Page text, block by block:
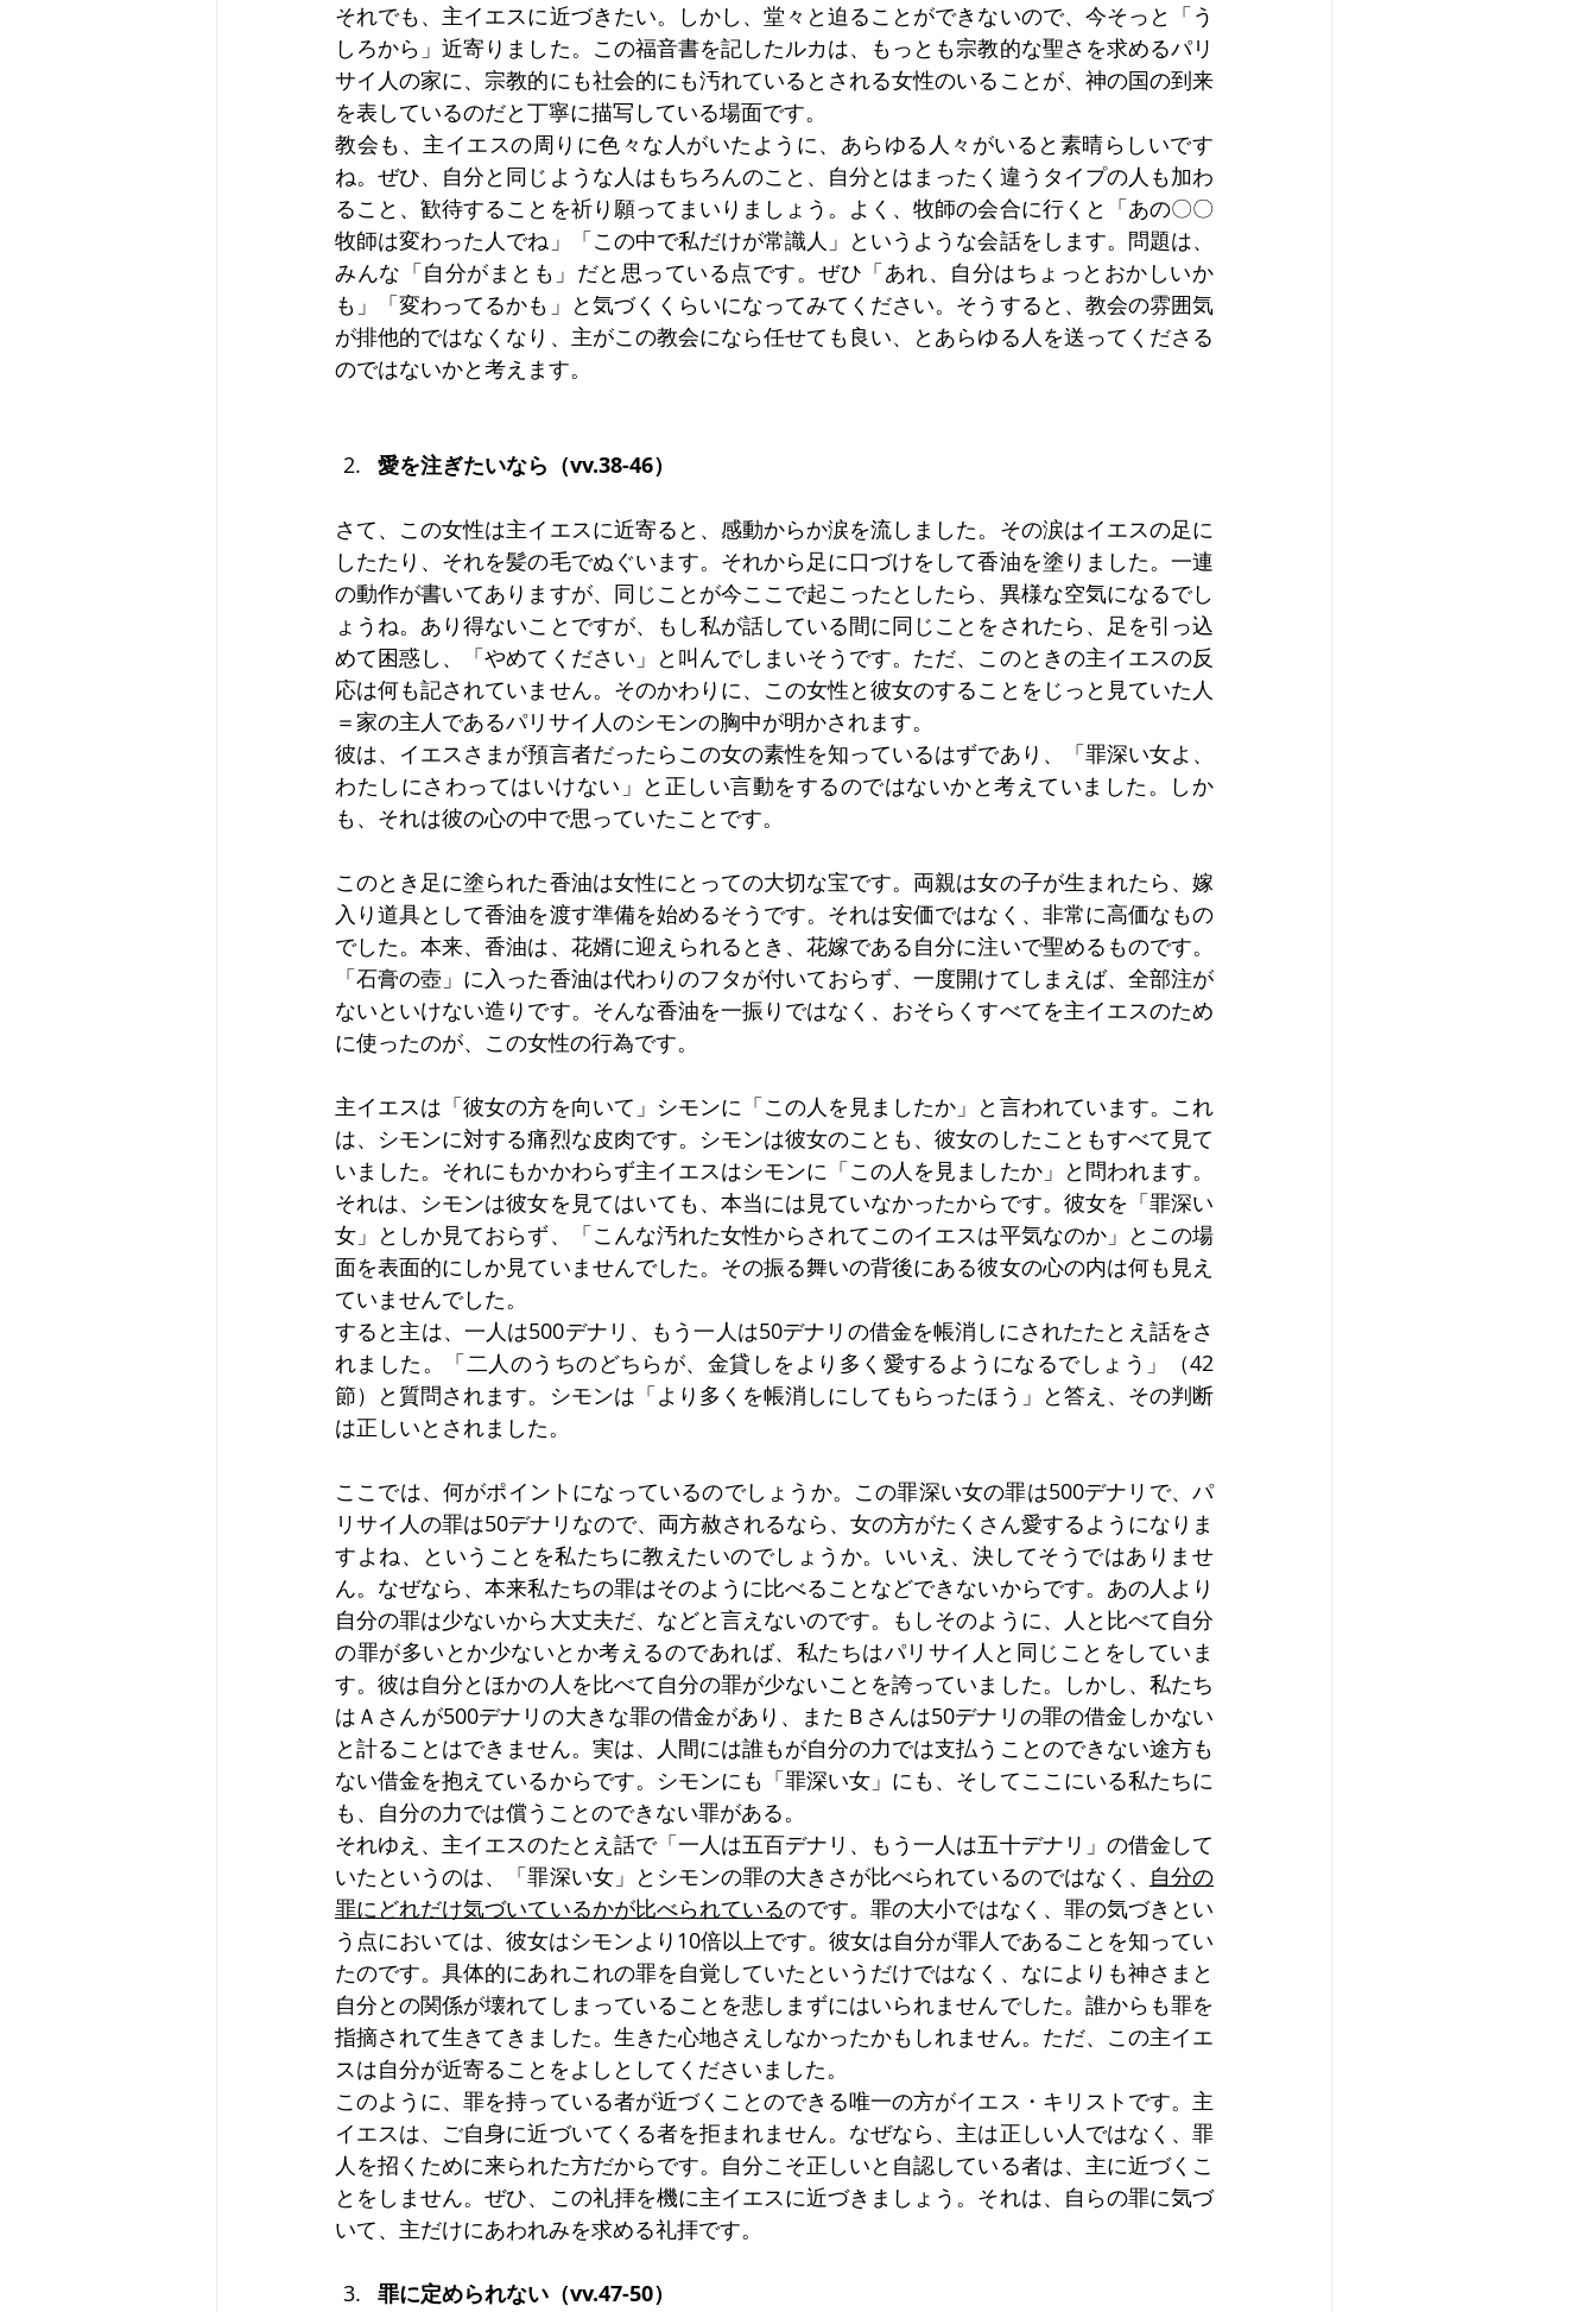
それでも、主イエスに近づきたい。しかし、堂々と迫ることができないので、今そっと「う
しろから」近寄りました。この福音書を記したルカは、もっとも宗教的な聖さを求めるパリ
サイ人の家に、宗教的にも社会的にも汚れているとされる女性のいることが、神の国の到来
を表しているのだと丁寧に描写している場面です。
教会も、主イエスの周りに色々な人がいたように、あらゆる人々がいると素晴らしいです
ね。ぜひ、自分と同じような人はもちろんのこと、自分とはまったく違うタイプの人も加わ
ること、歓待することを祈り願ってまいりましょう。よく、牧師の会合に行くと「あの〇〇
牧師は変わった人でね」「この中で私だけが常識人」というような会話をします。問題は、
みんな「自分がまとも」だと思っている点です。ぜひ「あれ、自分はちょっとおかしいか
も」「変わってるかも」と気づくくらいになってみてください。そうすると、教会の雰囲気
が排他的ではなくなり、主がこの教会になら任せても良い、とあらゆる人を送ってくださる
のではないかと考えます。
愛を注ぎたいなら（vv.38-46）
さて、この女性は主イエスに近寄ると、感動からか涙を流しました。その涙はイエスの足に
したたり、それを髪の毛でぬぐいます。それから足に口づけをして香油を塗りました。一連
の動作が書いてありますが、同じことが今ここで起こったとしたら、異様な空気になるでし
ょうね。あり得ないことですが、もし私が話している間に同じことをされたら、足を引っ込
めて困惑し、「やめてください」と叫んでしまいそうです。ただ、このときの主イエスの反
応は何も記されていません。そのかわりに、この女性と彼女のすることをじっと見ていた人
＝家の主人であるパリサイ人のシモンの胸中が明かされます。
彼は、イエスさまが預言者だったらこの女の素性を知っているはずであり、「罪深い女よ、
わたしにさわってはいけない」と正しい言動をするのではないかと考えていました。しか
も、それは彼の心の中で思っていたことです。
このとき足に塗られた香油は女性にとっての大切な宝です。両親は女の子が生まれたら、嫁
入り道具として香油を渡す準備を始めるそうです。それは安価ではなく、非常に高価なもの
でした。本来、香油は、花婿に迎えられるとき、花嫁である自分に注いで聖めるものです。
「石膏の壺」に入った香油は代わりのフタが付いておらず、一度開けてしまえば、全部注が
ないといけない造りです。そんな香油を一振りではなく、おそらくすべてを主イエスのため
に使ったのが、この女性の行為です。
主イエスは「彼女の方を向いて」シモンに「この人を見ましたか」と言われています。これ
は、シモンに対する痛烈な皮肉です。シモンは彼女のことも、彼女のしたこともすべて見て
いました。それにもかかわらず主イエスはシモンに「この人を見ましたか」と問われます。
それは、シモンは彼女を見てはいても、本当には見ていなかったからです。彼女を「罪深い
女」としか見ておらず、「こんな汚れた女性からされてこのイエスは平気なのか」とこの場
面を表面的にしか見ていませんでした。その振る舞いの背後にある彼女の心の内は何も見え
ていませんでした。
すると主は、一人は500デナリ、もう一人は50デナリの借金を帳消しにされたたとえ話をさ
れました。「二人のうちのどちらが、金貸しをより多く愛するようになるでしょう」（42
節）と質問されます。シモンは「より多くを帳消しにしてもらったほう」と答え、その判断
は正しいとされました。
ここでは、何がポイントになっているのでしょうか。この罪深い女の罪は500デナリで、パ
リサイ人の罪は50デナリなので、両方赦されるなら、女の方がたくさん愛するようになりま
すよね、ということを私たちに教えたいのでしょうか。いいえ、決してそうではありませ
ん。なぜなら、本来私たちの罪はそのように比べることなどできないからです。あの人より
自分の罪は少ないから大丈夫だ、などと言えないのです。もしそのように、人と比べて自分
の罪が多いとか少ないとか考えるのであれば、私たちはパリサイ人と同じことをしていま
す。彼は自分とほかの人を比べて自分の罪が少ないことを誇っていました。しかし、私たち
はＡさんが500デナリの大きな罪の借金があり、またＢさんは50デナリの罪の借金しかない
と計ることはできません。実は、人間には誰もが自分の力では支払うことのできない途方も
ない借金を抱えているからです。シモンにも「罪深い女」にも、そしてここにいる私たちに
も、自分の力では償うことのできない罪がある。
それゆえ、主イエスのたとえ話で「一人は五百デナリ、もう一人は五十デナリ」の借金して
いたというのは、「罪深い女」とシモンの罪の大きさが比べられているのではなく、 自分の
罪にどれだけ気づいているかが比べられているのです。罪の大小ではなく、罪の気づきとい
う点においては、彼女はシモンより10倍以上です。彼女は自分が罪人であることを知ってい
たのです。具体的にあれこれの罪を自覚していたというだけではなく、なによりも神さまと
自分との関係が壊れてしまっていることを悲しまずにはいられませんでした。誰からも罪を
指摘されて生きてきました。生きた心地さえしなかったかもしれません。ただ、この主イエ
スは自分が近寄ることをよしとしてくださいました。
このように、罪を持っている者が近づくことのできる唯一の方がイエス・キリストです。主
イエスは、ご自身に近づいてくる者を拒まれません。なぜなら、主は正しい人ではなく、罪
人を招くために来られた方だからです。自分こそ正しいと自認している者は、主に近づくこ
とをしません。ぜひ、この礼拝を機に主イエスに近づきましょう。それは、自らの罪に気づ
いて、主だけにあわれみを求める礼拝です。
罪に定められない（vv.47-50）